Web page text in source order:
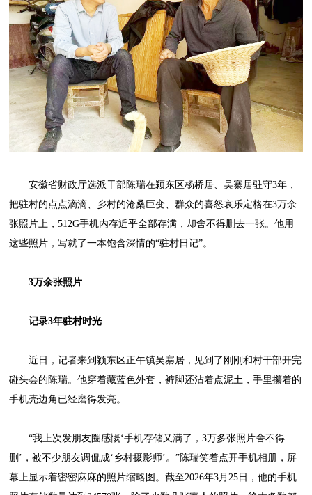
安徽省财政厅选派干部陈瑞在颍东区杨桥居、吴寨居驻守3年，
把驻村的点点滴滴、乡村的沧桑巨变、群众的喜怒哀乐定格在3万余
张照片上，512G手机内存近乎全部存满，却舍不得删去一张。他用
这些照片，写就了一本饱含深情的“驻村日记”。
3万余张照片
记录3年驻村时光
近日，记者来到颍东区正午镇吴寨居，见到了刚刚和村干部开完
碰头会的陈瑞。他穿着藏蓝色外套，裤脚还沾着点泥土，手里攥着的
手机壳边角已经磨得发亮。
“我上次发朋友圈感慨‘手机存储又满了，3万多张照片舍不得
删’，被不少朋友调侃成‘乡村摄影师’。”陈瑞笑着点开手机相册，屏
幕上显示着密密麻麻的照片缩略图。截至2026年3月25日，他的手机